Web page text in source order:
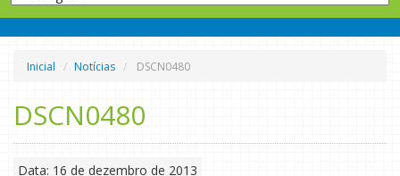
Inicial Notícias DSCN0480
DSCN0480
Data: 16 de dezembro de 2013